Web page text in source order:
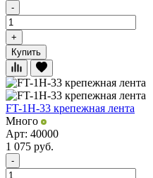
-
+
Купить
FT-1H-33 крепежная лента
Много
Арт: 40000
1 075 руб.
-